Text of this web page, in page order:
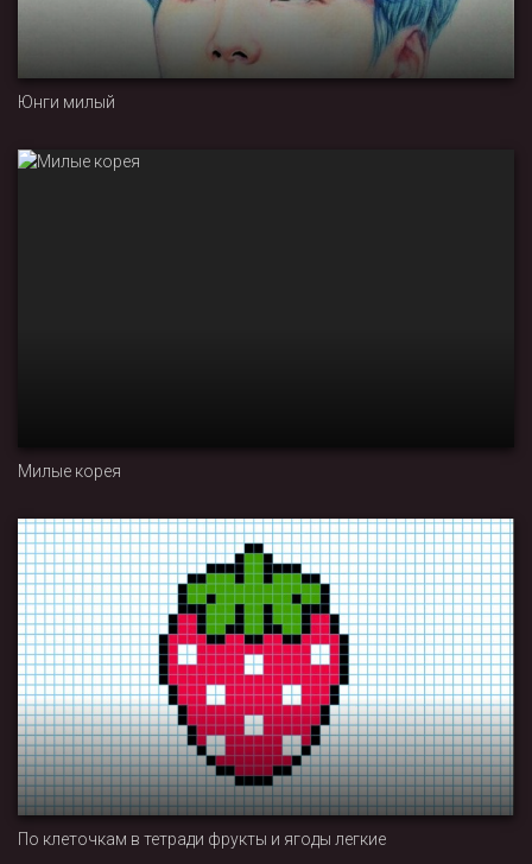
Юнги милый
Милые корея
По клеточкам в тетради фрукты и ягоды легкие